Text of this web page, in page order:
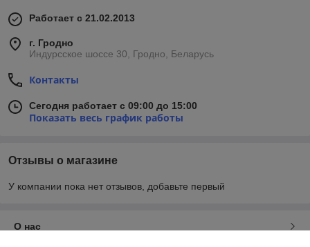
Работает с 21.02.2013
г. Гродно
Индурсское шоссе 30, Гродно, Беларусь
Контакты
Сегодня работает с 09:00 до 15:00
Показать весь график работы
Отзывы о магазине
У компании пока нет отзывов, добавьте первый
О нас